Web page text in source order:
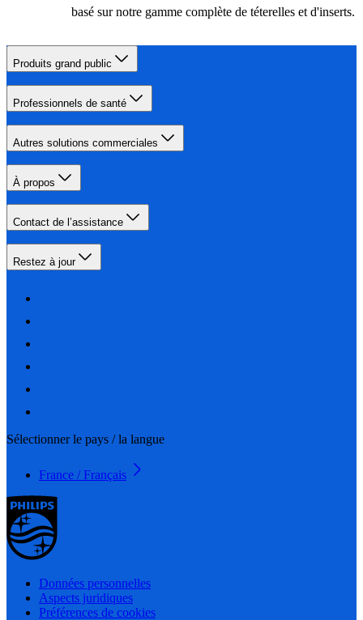
basé sur notre gamme complète de téterelles et d'inserts.
Produits grand public
Professionnels de santé
Autres solutions commerciales
À propos
Contact de l’assistance
Restez à jour
Sélectionner le pays / la langue
France / Français
Données personnelles
Aspects juridiques
Préférences de cookies